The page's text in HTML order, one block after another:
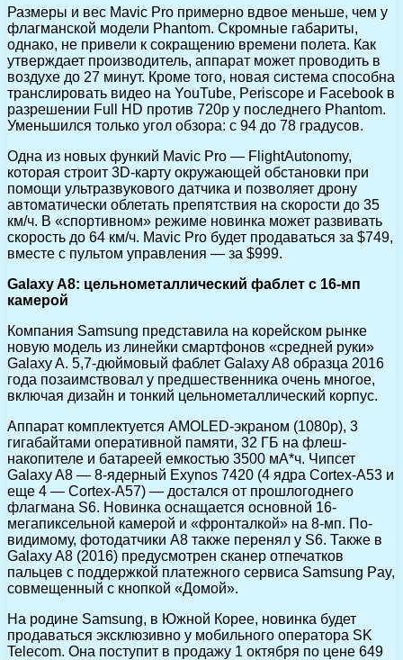
Размеры и вес Mavic Pro примерно вдвое меньше, чем у
флагманской модели Phantom. Скромные габариты,
однако, не привели к сокращению времени полета. Как
утверждает производитель, аппарат может проводить в
воздухе до 27 минут. Кроме того, новая система способна
транслировать видео на YouTube, Periscope и Facebook в
разрешении Full HD против 720р у последнего Phantom.
Уменьшился только угол обзора: с 94 до 78 градусов.
Одна из новых функий Mavic Pro — FlightAutonomy,
которая строит 3D-карту окружающей обстановки при
помощи ультразвукового датчика и позволяет дрону
автоматически облетать препятствия на скорости до 35
км/ч. В «спортивном» режиме новинка может развивать
скорость до 64 км/ч. Mavic Pro будет продаваться за $749,
вместе с пультом управления — за $999.
Galaxy A8: цельнометаллический фаблет с 16-мп
камерой
Компания Samsung представила на корейском рынке
новую модель из линейки смартфонов «средней руки»
Galaxy A. 5,7-дюймовый фаблет Galaxy A8 образца 2016
года позаимствовал у предшественника очень многое,
включая дизайн и тонкий цельнометаллический корпус.
Аппарат комплектуется AMOLED-экраном (1080р), 3
гигабайтами оперативной памяти, 32 ГБ на флеш-
накопителе и батареей емкостью 3500 мА*ч. Чипсет
Galaxy A8 — 8-ядерный Exynos 7420 (4 ядра Cortex-A53 и
еще 4 — Cortex-A57) — достался от прошлогоднего
флагмана S6. Новинка оснащается основной 16-
мегапиксельной камерой и «фронталкой» на 8-мп. По-
видимому, фотодатчики A8 также перенял у S6. Также в
Galaxy A8 (2016) предусмотрен сканер отпечатков
пальцев с поддержкой платежного сервиса Samsung Pay,
совмещенный с кнопкой «Домой».
На родине Samsung, в Южной Корее, новинка будет
продаваться эксклюзивно у мобильного оператора SK
Telecom. Она поступит в продажу 1 октября по цене 649